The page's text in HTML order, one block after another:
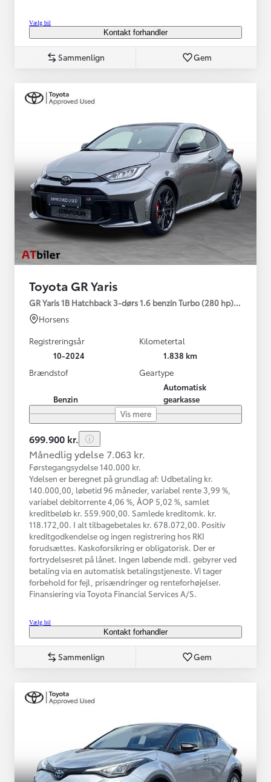
Vælg bil
Kontakt forhandler
Sammenlign Gem
Toyota GR Yaris
GR Yaris 1B Hatchback 3-dørs 1.6 benzin Turbo (280 hp) Aut.
Horsens
Registreringsår
10-2024
Kilometertal
1.838 km
Brændstof
Benzin
Geartype
Automatisk
gearkasse
Vis mere
699.900 kr.
Månedlig ydelse 7.063 kr.
Førstegangsydelse 140.000 kr.
Ydelsen er beregnet på grundlag af: Udbetaling kr.
140.000,00, løbetid 96 måneder, variabel rente 3,99 %,
variabel debitorrente 4,06 %, ÅOP 5,02 %, samlet
kreditbeløb kr. 559.900,00. Samlede kreditomk. kr.
118.172,00. I alt tilbagebetales kr. 678.072,00. Positiv
kreditgodkendelse og ingen registrering hos RKI
forudsættes. Kaskoforsikring er obligatorisk. Der er
fortrydelsesret på lånet. Ingen løbende mdl. gebyrer ved
betaling via en automatisk betalingstjeneste. Vi tager
forbehold for fejl, prisændringer og renteforhøjelser.
Finansiering via Toyota Financial Services A/S.
Vælg bil
Kontakt forhandler
Sammenlign Gem